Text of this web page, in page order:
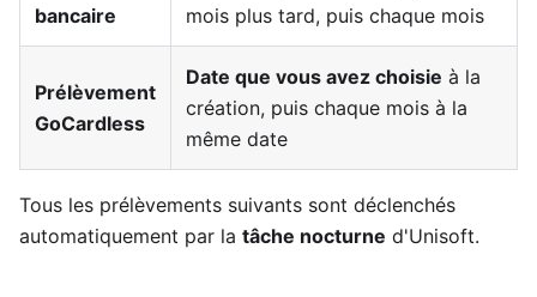
bancaire
mois plus tard, puis chaque mois
Prélèvement
GoCardless
Date que vous avez choisie à la
création, puis chaque mois à la
même date
Tous les prélèvements suivants sont déclenchés
automatiquement par la tâche nocturne d'Unisoft.